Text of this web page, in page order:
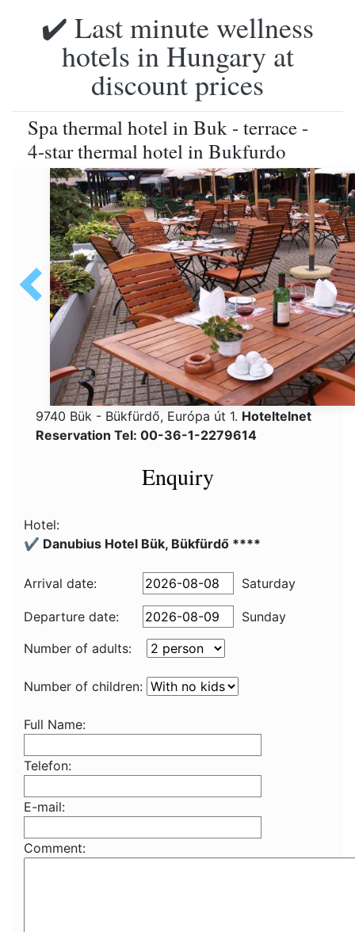
✔️ Last minute wellness
hotels in Hungary at
discount prices
Spa thermal hotel in Buk - terrace -
4-star thermal hotel in Bukfurdo
9740 Bük - Bükfürdő, Európa út 1. Hoteltelnet
Reservation Tel: 00-36-1-2279614
Enquiry
Hotel:
✔️ Danubius Hotel Bük, Bükfürdő ****
Arrival date: Saturday
Departure date:
Sunday
Number of adults:
Number of children:
Full Name:
Telefon:
E-mail:
Comment: